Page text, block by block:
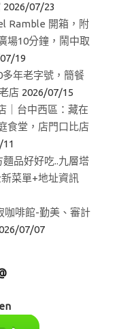
2026/07/23
Ramble 開箱，附
場10分鐘，鬧中取
19
年老字號，簡餐
店 2026/07/15
｜台中西區：藏在
食堂，店門口比店
品好好吃..九層塔
菜單+地址資訊
咖啡館-勤美、審計
07/07